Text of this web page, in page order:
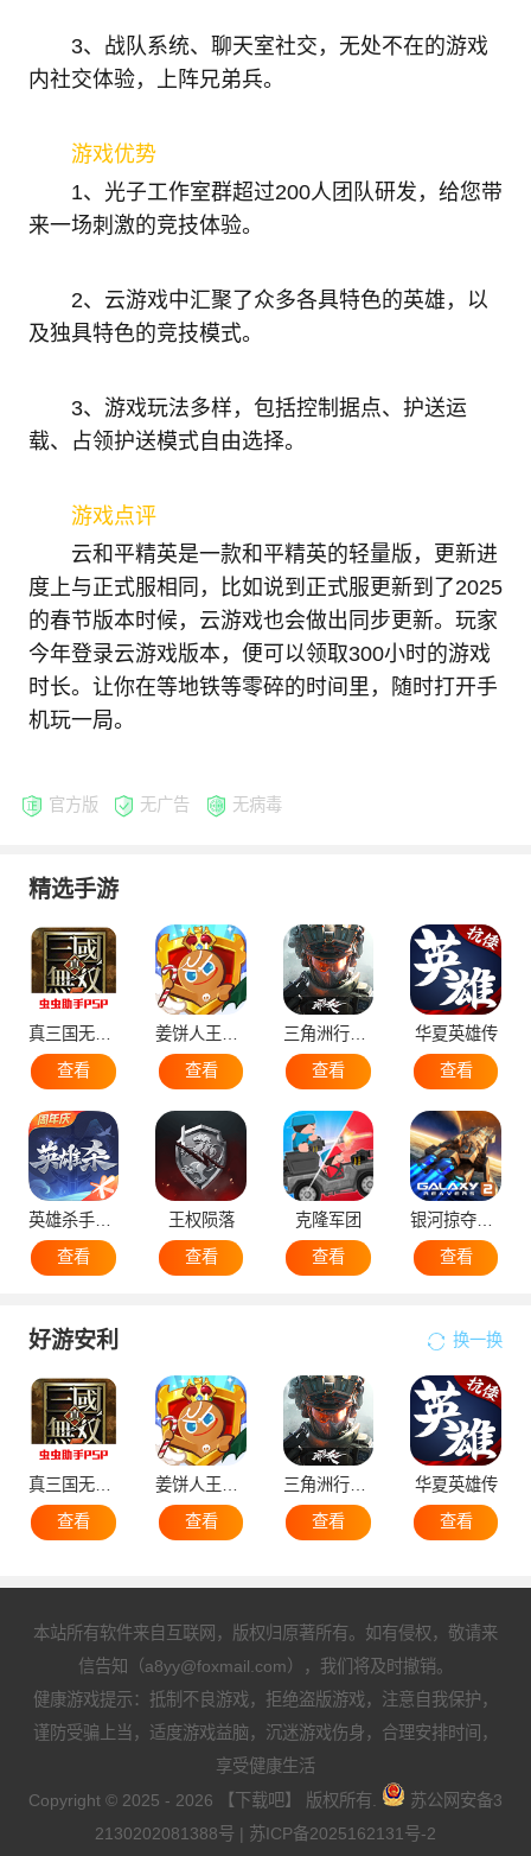
3、战队系统、聊天室社交，无处不在的游戏
内社交体验，上阵兄弟兵。
游戏优势
1、光子工作室群超过200人团队研发，给您带
来一场刺激的竞技体验。
2、云游戏中汇聚了众多各具特色的英雄，以
及独具特色的竞技模式。
3、游戏玩法多样，包括控制据点、护送运
载、占领护送模式自由选择。
游戏点评
云和平精英是一款和平精英的轻量版，更新进
度上与正式服相同，比如说到正式服更新到了2025
的春节版本时候，云游戏也会做出同步更新。玩家
今年登录云游戏版本，便可以领取300小时的游戏
时长。让你在等地铁等零碎的时间里，随时打开手
机玩一局。
官方版 无广告 无病毒
精选手游
真三国无双5
查看
查看
三角洲行动手机版
查看
华夏英雄传
查看
英雄杀手机版
查看
王权陨落
查看
克隆军团
查看
银河掠夺者2国际版
查看
好游安利 换一换
真三国无双5
查看
查看
三角洲行动手机版
查看
华夏英雄传
查看
本站所有软件来自互联网，版权归原著所有。如有侵权，敬请来
信告知（a8yy@foxmail.com），我们将及时撤销。
健康游戏提示：抵制不良游戏，拒绝盗版游戏，注意自我保护，
谨防受骗上当，适度游戏益脑，沉迷游戏伤身，合理安排时间，
享受健康生活
Copyright © 2025 - 2026 【下载吧】 版权所有.
苏公网安备3
2130202081388号 | 苏ICP备2025162131号-2